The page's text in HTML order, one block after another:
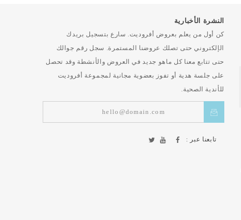
النشرة الأخبارية
كن أول من يعلم بعروض أفروديت. سارع بتسجيل بريدك
الإلكتروني حتى تصلك عروضنا المستمرة. سجل رقم جوالك
حتى تتابع معنا كل ماهو جديد في العروض والأنشطة وقد تحصل
على جلسة هدية أو تفوز بعضوية مجانية لمجموعة أفروديت
للأندية الصحية.
تابعنا عبر :